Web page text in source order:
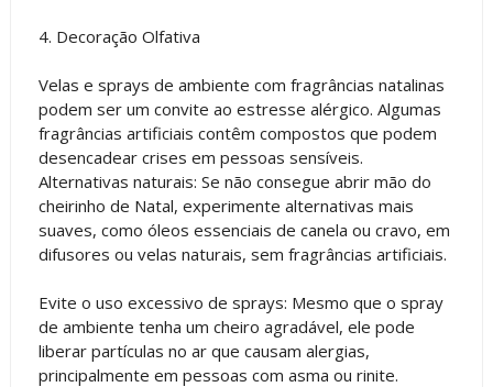
4. Decoração Olfativa
Velas e sprays de ambiente com fragrâncias natalinas
podem ser um convite ao estresse alérgico. Algumas
fragrâncias artificiais contêm compostos que podem
desencadear crises em pessoas sensíveis.
Alternativas naturais: Se não consegue abrir mão do
cheirinho de Natal, experimente alternativas mais
suaves, como óleos essenciais de canela ou cravo, em
difusores ou velas naturais, sem fragrâncias artificiais.
Evite o uso excessivo de sprays: Mesmo que o spray
de ambiente tenha um cheiro agradável, ele pode
liberar partículas no ar que causam alergias,
principalmente em pessoas com asma ou rinite.